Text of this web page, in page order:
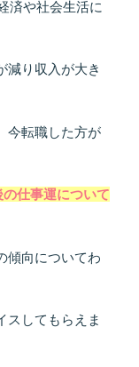
済や社会生活に
減り収入が大き
今転職した方が
仕事運について
傾向についてわ
スしてもらえま